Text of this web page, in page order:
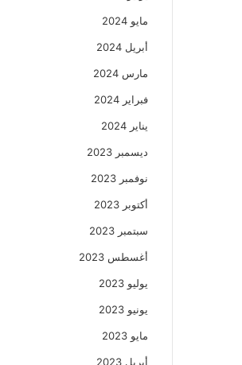
مايو 2024
أبريل 2024
مارس 2024
فبراير 2024
يناير 2024
ديسمبر 2023
نوفمبر 2023
أكتوبر 2023
سبتمبر 2023
أغسطس 2023
يوليو 2023
يونيو 2023
مايو 2023
أبريل 2023